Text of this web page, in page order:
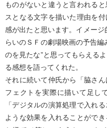
ものがないと違うと言われる
スとなる文字を描いた理由を
感が出たと思います。イメー
らいのＳＦの劇場映画の予告
のを見たな”と思ってもらえる
る感想を語ってくれた。
それに続いて仲氏から「脇さ
フェクトを実際に描いて足し
「デジタルの演算処理で入れ
ような効果を入れることがで